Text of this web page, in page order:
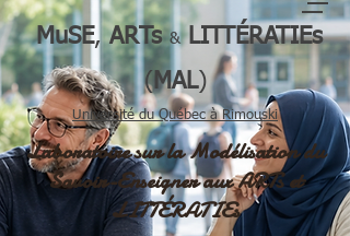
MuSE,ARTs & LITTÉRATIEs
(MAL)
Université du Québec à Rimouski
Laboratoiresur la Modélisation du
Savoir-Enseigner aux ARTs et
LITTÉRATIEs